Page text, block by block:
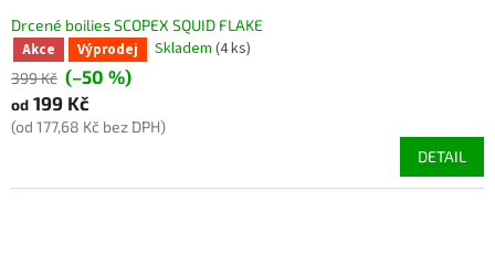
Drcené boilies SCOPEX SQUID FLAKE
Akce Výprodej Skladem (4 ks)
399 Kč (–50 %)
od 199 Kč
(od 177,68 Kč bez DPH)
DETAIL